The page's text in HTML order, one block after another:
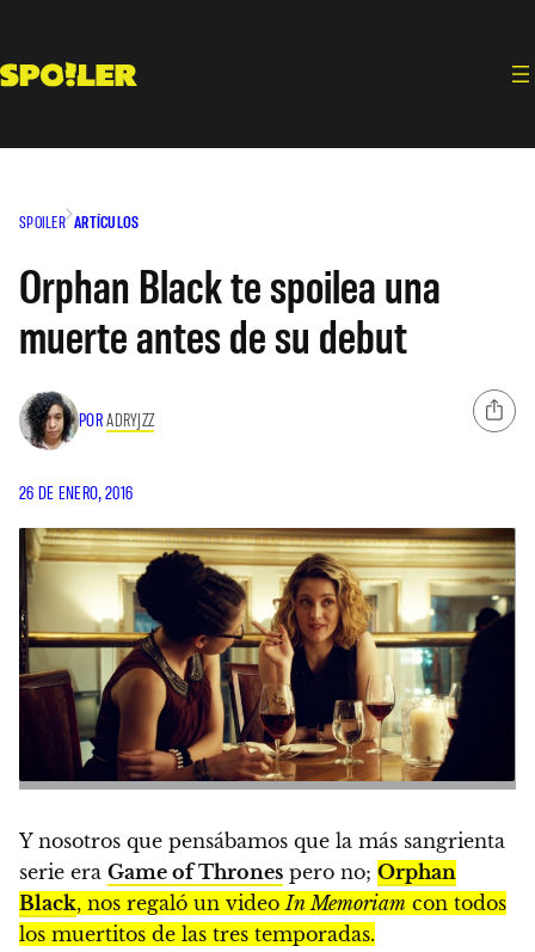
contenido
SPOILER ARTÍCULOS
Orphan Black te spoilea una
muerte antes de su debut
PORADRYJZZ
26 DE ENERO, 2016
Y nosotros que pensábamos que la más sangrienta
serie era Game of Thrones pero no; Orphan
Black, nos regaló un videoIn Memoriam con todos
los muertitos de las tres temporadas.